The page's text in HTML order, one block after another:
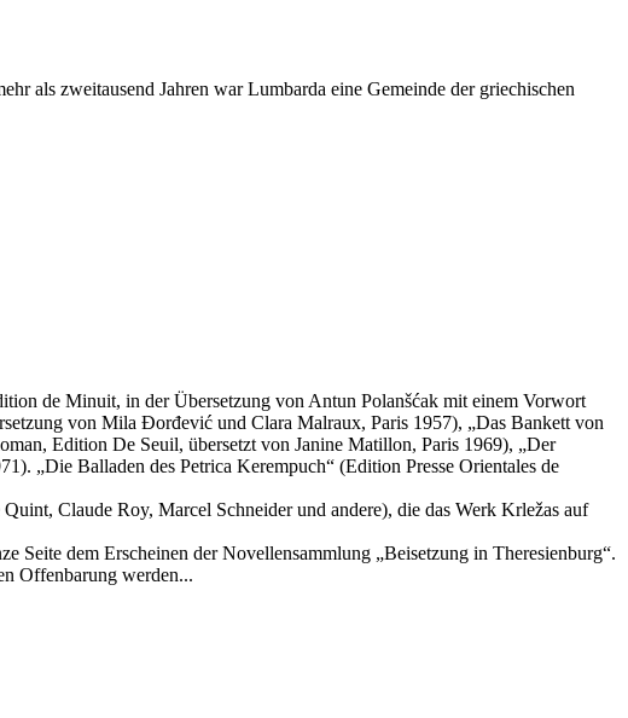
als zweitausend Jahren war Lumbarda eine Gemeinde der griechischen
de Minuit, in der Übersetzung von Antun Polanšćak mit einem Vorwort
von Mila Đorđević und Clara Malraux, Paris 1957), „Das Bankett von
Edition De Seuil, übersetzt von Janine Matillon, Paris 1969), „Der
„Die Balladen des Petrica Kerempuch“ (Edition Presse Orientales de
Claude Roy, Marcel Schneider und andere), die das Werk Krležas auf
Seite dem Erscheinen der Novellensammlung „Beisetzung in Theresienburg“.
Offenbarung werden...